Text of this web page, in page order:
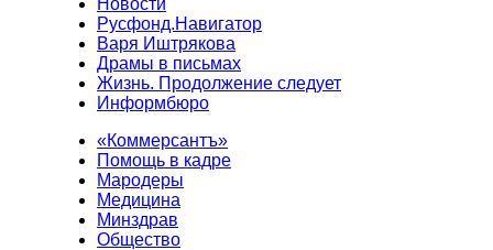
Новости
Русфонд.Навигатор
Варя Иштрякова
Драмы в письмах
Жизнь. Продолжение следует
Информбюро
«Коммерсантъ»
Помощь в кадре
Мародеры
Медицина
Минздрав
Общество